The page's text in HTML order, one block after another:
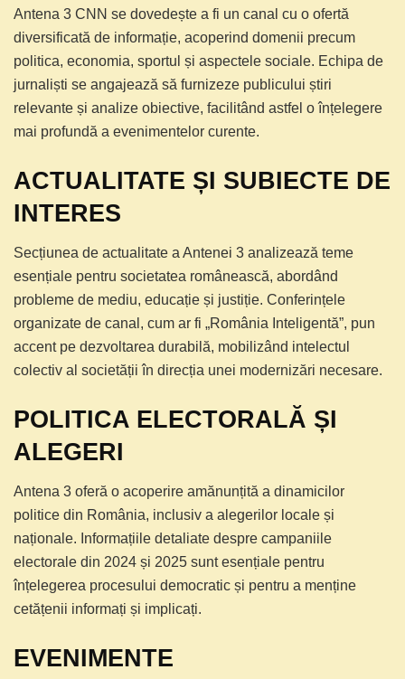
Antena 3 CNN se dovedește a fi un canal cu o ofertă
diversificată de informație, acoperind domenii precum
politica, economia, sportul și aspectele sociale. Echipa de
jurnaliști se angajează să furnizeze publicului știri
relevante și analize obiective, facilitând astfel o înțelegere
mai profundă a evenimentelor curente.
ACTUALITATE ȘI SUBIECTE DE
INTERES
Secțiunea de actualitate a Antenei 3 analizează teme
esențiale pentru societatea românească, abordând
probleme de mediu, educație și justiție. Conferințele
organizate de canal, cum ar fi „România Inteligentă”, pun
accent pe dezvoltarea durabilă, mobilizând intelectul
colectiv al societății în direcția unei modernizări necesare.
POLITICA ELECTORALĂ ȘI
ALEGERI
Antena 3 oferă o acoperire amănunțită a dinamicilor
politice din România, inclusiv a alegerilor locale și
naționale. Informațiile detaliate despre campaniile
electorale din 2024 și 2025 sunt esențiale pentru
înțelegerea procesului democratic și pentru a menține
cetățenii informați și implicați.
EVENIMENTE